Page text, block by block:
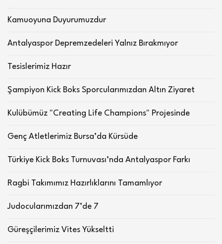
Kamuoyuna Duyurumuzdur
Antalyaspor Depremzedeleri Yalnız Bırakmıyor
Tesislerimiz Hazır
Şampiyon Kick Boks Sporcularımızdan Altın Ziyaret
Kulübümüz "Creating Life Champions" Projesinde
Genç Atletlerimiz Bursa’da Kürsüde
Türkiye Kick Boks Turnuvası’nda Antalyaspor Farkı
Ragbi Takımımız Hazırlıklarını Tamamlıyor
Judocularımızdan 7’de 7
Güreşçilerimiz Vites Yükseltti